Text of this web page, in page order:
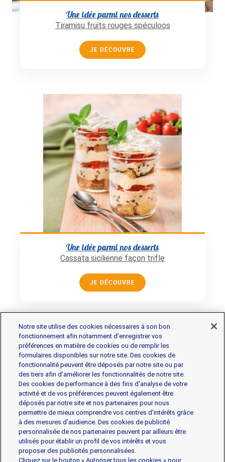
Une idée parmi nos desserts
Tiramisu fruits rouges spéculoos
JE DÉCOUVRE
Une idée parmi nos desserts
Cassata sicilienne façon trifle
JE DÉCOUVRE
Les produits
Gorgonzola Mascarpone
Mozzarella
Parmesan et Pâtes dures
Ricotta
L’assortiment professionale
Notre site utilise des cookies nécessaires à son bon
fonctionnement afin notamment d’enregistrer vos
préférences en matière de cookies ou de remplir les
formulaires disponibles sur notre site. Des cookies de
fonctionnalité peuvent être déposés par notre site ou par
des tiers afin d’améliorer les fonctionnalités de notre site.
Des cookies de performance à des fins d’analyse de votre
activité et de vos préférences peuvent également être
déposés par notre site et nos partenaires pour nous
permettre de mieux comprendre vos centres d'intérêts grâce
à des mesures d’audience. Des cookies de publicité
personnalisée de nos partenaires peuvent par ailleurs être
utilisés pour établir un profil de vos intérêts et vous
proposer des publicités personnalisées.
Cliquez sur le bouton « Autoriser tous les cookies » pour